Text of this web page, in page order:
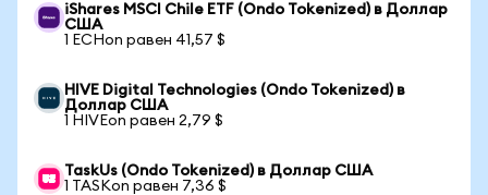
iShares MSCI Chile ETF (Ondo Tokenized) в Доллар
США
1 ECHon равен 41,57 $
HIVE Digital Technologies (Ondo Tokenized) в
Доллар США
1 HIVEon равен 2,79 $
TaskUs (Ondo Tokenized) в Доллар США
1 TASKon равен 7,36 $